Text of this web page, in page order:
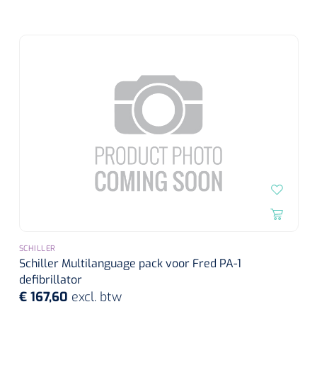
SCHILLER
Schiller Multilanguage pack voor Fred PA-1
defibrillator
€ 167,60 excl. btw